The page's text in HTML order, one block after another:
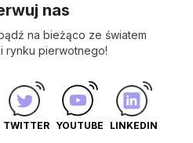
nas
na bieżąco ze światem
rynku pierwotnego!
TWITTER YOUTUBE LINKEDIN